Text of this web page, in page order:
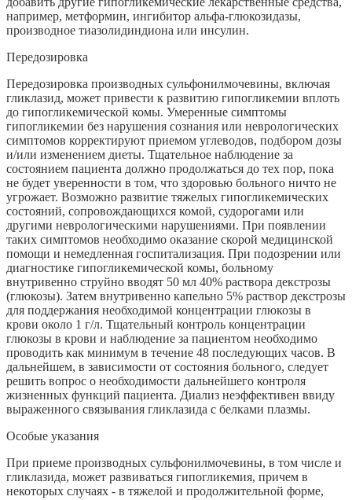
например, метформин, ингибитор альфа-глюкозидазы,
производное тиазолидиндиона или инсулин.
Передозировка
Передозировка производных сульфонилмочевины, включая
гликлазид, может привести к развитию гипогликемии вплоть
до гипогликемической комы. Умеренные симптомы
гипогликемии без нарушения сознания или неврологических
симптомов корректируют приемом углеводов, подбором дозы
и/или изменением диеты. Тщательное наблюдение за
состоянием пациента должно продолжаться до тех пор, пока
не будет уверенности в том, что здоровью больного ничто не
угрожает. Возможно развитие тяжелых гипогликемических
состояний, сопровождающихся комой, судорогами или
другими неврологическими нарушениями. При появлении
таких симптомов необходимо оказание скорой медицинской
помощи и немедленная госпитализация. При подозрении или
диагностике гипогликемической комы, больному
внутривенно струйно вводят 50 мл 40% раствора декстрозы
(глюкозы). Затем внутривенно капельно 5% раствор декстрозы
для поддержания необходимой концентрации глюкозы в
крови около 1 г/л. Тщательный контроль концентрации
глюкозы в крови и наблюдение за пациентом необходимо
проводить как минимум в течение 48 последующих часов. В
дальнейшем, в зависимости от состояния больного, следует
решить вопрос о необходимости дальнейшего контроля
жизненных функций пациента. Диализ неэффективен ввиду
выраженного связывания гликлазида с белками плазмы.
Особые указания
При приеме производных сульфонилмочевины, в том числе и
гликлазида, может развиваться гипогликемия, причем в
некоторых случаях - в тяжелой и продолжительной форме,